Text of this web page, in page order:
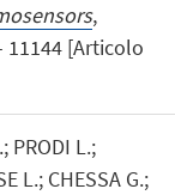
,
11144 [Articolo
PRODI L.;
L.; CHESSA G.;